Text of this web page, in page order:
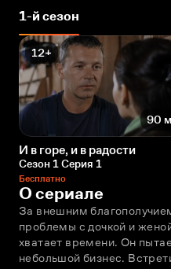
1-й сезон
12+
90
И в горе, и в радости
Сезон 1 Серия 1
Бесплатно
О сериале
За внешним
проблемы с дочкой и
хватает времени. Он
небольшой бизнес.